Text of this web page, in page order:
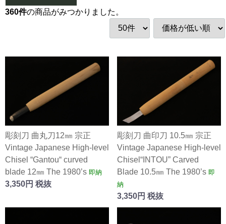
360件の商品がみつかりました。
彫刻刀 曲丸刀12㎜ 宗正
Vintage Japanese High-level
Chisel “Gantou“ curved
blade 12㎜ The 1980’s 即納
3,350円 税抜
彫刻刀 曲印刀 10.5㎜ 宗正
Vintage Japanese High-level
Chisel“INTOU” Carved
Blade 10.5㎜ The 1980’s 即
納
3,350円 税抜